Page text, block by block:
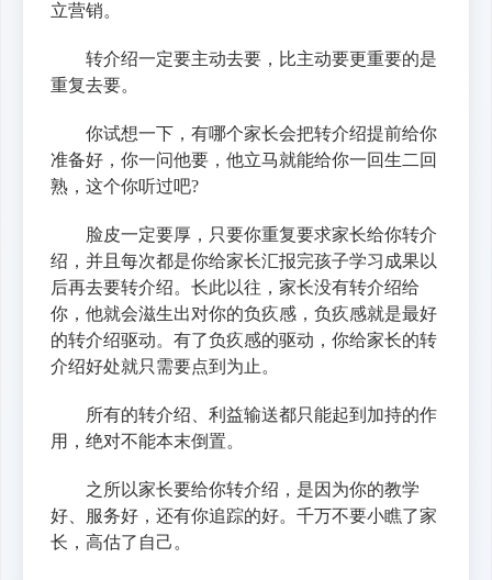
立营销。
转介绍一定要主动去要，比主动要更重要的是
重复去要。
你试想一下，有哪个家长会把转介绍提前给你
准备好，你一问他要，他立马就能给你一回生二回
熟，这个你听过吧?
脸皮一定要厚，只要你重复要求家长给你转介
绍，并且每次都是你给家长汇报完孩子学习成果以
后再去要转介绍。长此以往，家长没有转介绍给
你，他就会滋生出对你的负疚感，负疚感就是最好
的转介绍驱动。有了负疚感的驱动，你给家长的转
介绍好处就只需要点到为止。
所有的转介绍、利益输送都只能起到加持的作
用，绝对不能本末倒置。
之所以家长要给你转介绍，是因为你的教学
好、服务好，还有你追踪的好。千万不要小瞧了家
长，高估了自己。